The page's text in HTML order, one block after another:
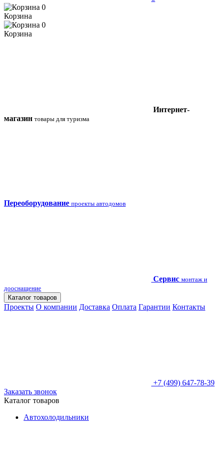
0
Корзина
0
Корзина
Интернет-
магазин товары для туризма
Переоборудование проекты автодомов
Сервис монтаж и
дооснащение
Каталог товаров
Проекты О компании Доставка Оплата Гарантии Контакты
+7 (499) 647-78-39
Заказать звонок
Каталог товаров
Автохолодильники